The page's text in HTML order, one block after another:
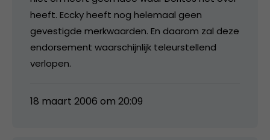
heeft. Eccky heeft nog helemaal geen
gevestigde merkwaarden. En daarom zal deze
endorsement waarschijnlijk teleurstellend
verlopen.
18 maart 2006 om 20:09